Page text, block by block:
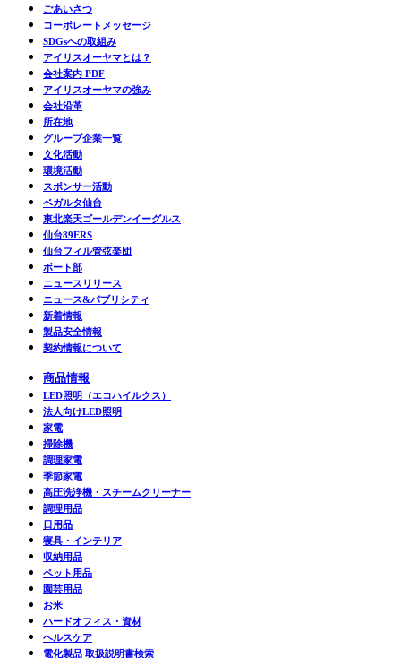
ごあいさつ
コーポレートメッセージ
SDGsへの取組み
アイリスオーヤマとは？
会社案内 PDF
アイリスオーヤマの強み
会社沿革
所在地
グループ企業一覧
文化活動
環境活動
スポンサー活動
ベガルタ仙台
東北楽天ゴールデンイーグルス
仙台89ERS
仙台フィル管弦楽団
ボート部
ニュースリリース
ニュース&パブリシティ
新着情報
製品安全情報
契約情報について
商品情報
LED照明（エコハイルクス）
法人向けLED照明
家電
掃除機
調理家電
季節家電
高圧洗浄機・スチームクリーナー
調理用品
日用品
寝具・インテリア
収納用品
ペット用品
園芸用品
お米
ハードオフィス・資材
ヘルスケア
電化製品 取扱説明書検索